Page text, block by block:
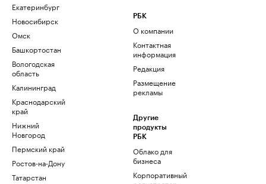
Екатеринбург
Новосибирск
Омск
Башкортостан
Вологодская
область
Калининград
Краснодарский
край
Нижний
Новгород
Пермский край
Ростов-на-Дону
Татарстан
РБК
О компании
Контактная
информация
Редакция
Размещение
рекламы
Другие
продукты
РБК
Облако для
бизнеса
Корпоративный